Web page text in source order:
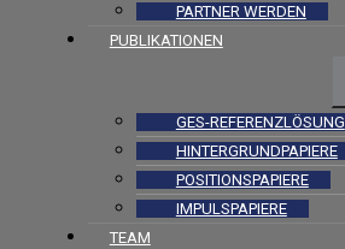
PARTNER WERDEN
PUBLIKATIONEN
GES-REFERENZLÖSUNG
HINTERGRUNDPAPIERE
POSITIONSPAPIERE
IMPULSPAPIERE
TEAM